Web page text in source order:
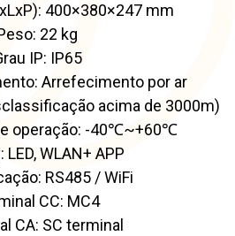
400×380×247 mm
22 kg
IP: IP65
Arrefecimento por ar
acima de 3000m)
operação: -40℃~+60℃
LED, WLAN+ APP
RS485 / WiFi
CC: MC4
CA: SC terminal